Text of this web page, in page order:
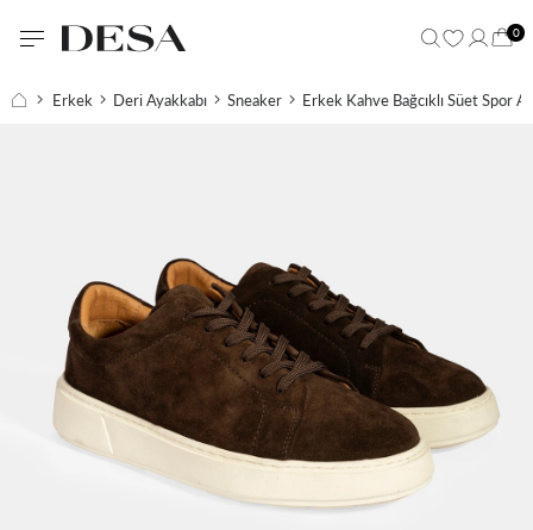
0
Erkek Deri Ayakkabı Sneaker Erkek Kahve Bağcıklı Süet Spor